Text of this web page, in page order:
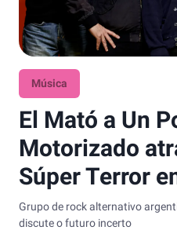
Música
El Mató a Un
Motorizado
Súper Terror
Grupo de rock alternativo
discute o futuro incerto